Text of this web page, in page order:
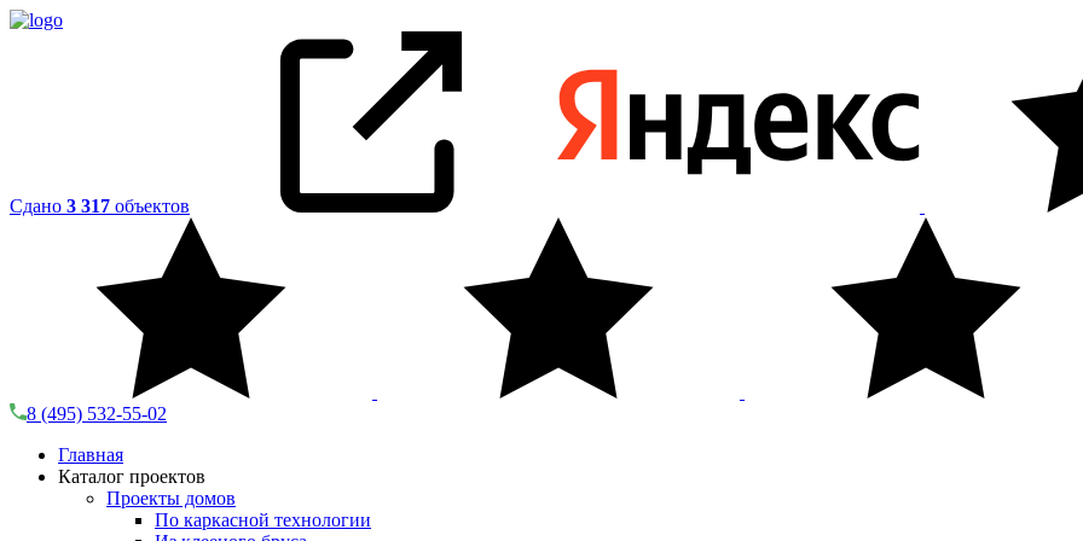
Сдано 3 317 объектов
8 (495) 532-55-02
Главная
Каталог проектов
Проекты домов
По каркасной технологии